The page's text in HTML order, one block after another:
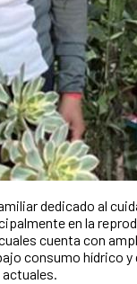
dedicado al
en la
cuenta con
consumo hídrico y